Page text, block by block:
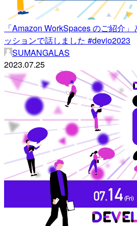
「Amazon WorkSpaces のご紹介
ッションで話しました #devio2023
SUMANGALAS
2023.07.25